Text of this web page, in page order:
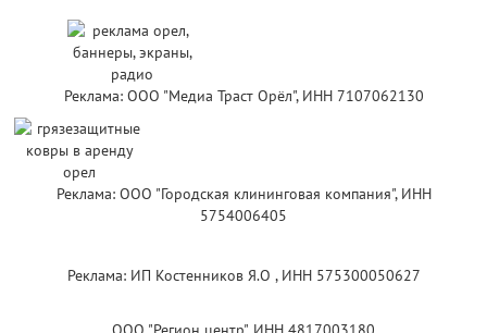
Реклама: ООО "Медиа Траст Орёл", ИНН 7107062130
Реклама: ООО "Городская клининговая компания", ИНН
5754006405
Реклама: ИП Костенников Я.О , ИНН 575300050627